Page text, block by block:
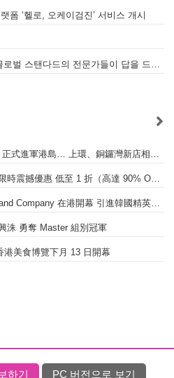
폼 ‘헬로, 오케이검진’ 서비스 개시
WALL 복잡한 홍콩 세무 회계, 글로벌 스탠다드의 전문가들이 답을 드립니다! - 법인설립, 회계, 감사
韓式燒肉「火桶（Hwa Tong）」正式進軍港島… 上環、銅鑼灣新店相繼開幕
尖沙咀名牌 Outlets J.OUTLET 限時震撼優惠 低至 1 折（高達 90% OFF）
【K-芭蕾風靡世界】 JB Studio and Company 在港開幕 引進韓國精英芭蕾教育系統
洙 勇奪 Master 組別冠軍
港美食博覽下月 13 日開幕
하기 PC 버전으로 보기